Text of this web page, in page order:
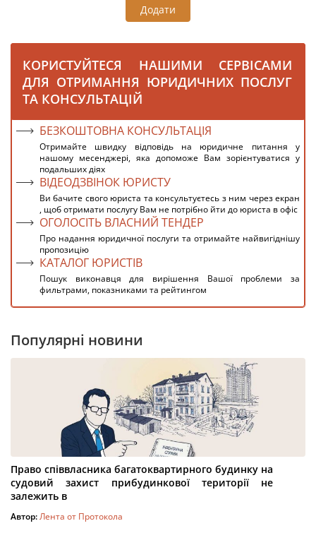
Додати
КОРИСТУЙТЕСЯ НАШИМИ СЕРВІСАМИ
ДЛЯ ОТРИМАННЯ ЮРИДИЧНИХ ПОСЛУГ
ТА КОНСУЛЬТАЦІЙ
БЕЗКОШТОВНА КОНСУЛЬТАЦІЯ
Отримайте швидку відповідь на юридичне питання у
нашому месенджері, яка допоможе Вам зорієнтуватися у
подальших діях
ВІДЕОДЗВІНОК ЮРИСТУ
Ви бачите свого юриста та консультуєтесь з ним через екран
, щоб отримати послугу Вам не потрібно йти до юриста в офіс
ОГОЛОСІТЬ ВЛАСНИЙ ТЕНДЕР
Про надання юридичної послуги та отримайте найвигіднішу
пропозицію
КАТАЛОГ ЮРИСТІВ
Пошук виконавця для вирішення Вашої проблеми за
фильтрами, показниками та рейтингом
Популярні новини
Право співвласника багатоквартирного будинку на
судовий захист прибудинкової території не
залежить в
Автор:Лента от Протокола